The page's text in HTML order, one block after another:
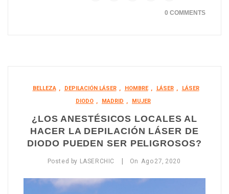
0 COMMENTS
BELLEZA , DEPILACIÓN LÁSER , HOMBRE , LÁSER ,
LÁSER
DIODO , MADRID , MUJER
¿LOS ANESTÉSICOS LOCALES AL
HACER LA DEPILACIÓN LÁSER DE
DIODO PUEDEN SER PELIGROSOS?
Posted by LASERCHIC | On Ago 27, 2020